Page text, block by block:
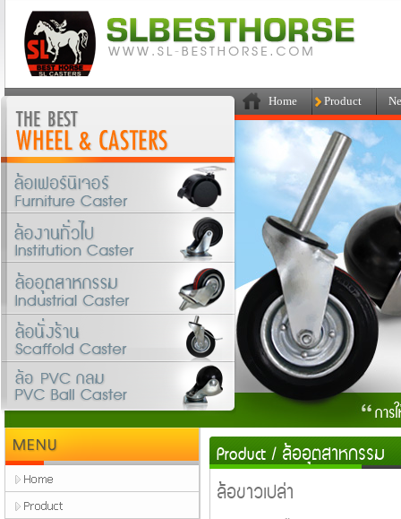
Home Product
MENU Product/ ล้ออุตสาหกรรม
ล้อขาวเปล่า